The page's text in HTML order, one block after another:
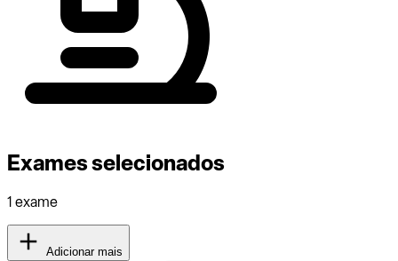
Exames selecionados
1 exame
Adicionar mais